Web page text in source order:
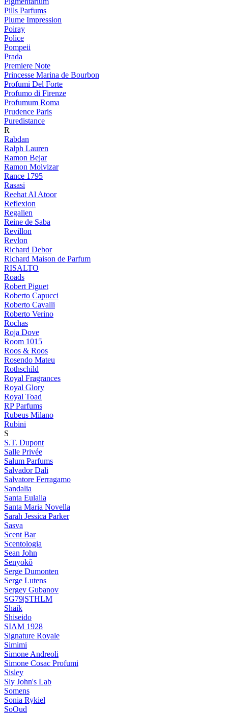
Pills Parfums
Plume Impression
Poiray
Police
Pompeii
Prada
Premiere Note
Princesse Marina de Bourbon
Profumi Del Forte
Profumo di Firenze
Profumum Roma
Prudence Paris
Puredistance
R
Rabdan
Ralph Lauren
Ramon Bejar
Ramon Molvizar
Rance 1795
Rasasi
Reehat Al Atoor
Reflexion
Regalien
Reine de Saba
Revillon
Revlon
Richard Debor
Richard Maison de Parfum
RISALTO
Roads
Robert Piguet
Roberto Capucci
Roberto Cavalli
Roberto Verino
Rochas
Roja Dove
Room 1015
Roos & Roos
Rosendo Mateu
Rothschild
Royal Fragrances
Royal Glory
Royal Toad
RP Parfums
Rubeus Milano
Rubini
S
S.T. Dupont
Salle Privée
Salum Parfums
Salvador Dali
Salvatore Ferragamo
Sandalia
Santa Eulalia
Santa Maria Novella
Sarah Jessica Parker
Sasva
Scent Bar
Scentologia
Sean John
Senyokô
Serge Dumonten
Serge Lutens
Sergey Gubanov
SG79|STHLM
Shaik
Shiseido
SIAM 1928
Signature Royale
Simimi
Simone Andreoli
Simone Cosac Profumi
Sisley
Sly John's Lab
Somens
Sonia Rykiel
SoOud